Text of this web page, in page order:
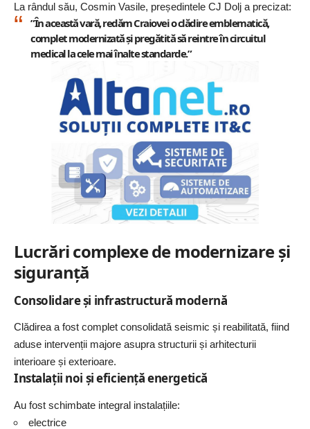
La rândul său, Cosmin Vasile, președintele CJ Dolj a precizat:
”În această vară, redăm Craiovei o clădire emblematică,
complet modernizată și pregătită să reintre în circuitul
medical la cele mai înalte standarde.”
Lucrări complexe de modernizare și
siguranță
Consolidare și infrastructură modernă
Clădirea a fost complet consolidată seismic și reabilitată, fiind
aduse intervenții majore asupra structurii și arhitecturii
interioare și exterioare.
Instalații noi și eficiență energetică
Au fost schimbate integral instalațiile:
electrice